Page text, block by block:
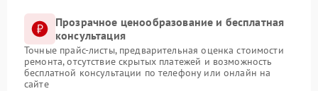
Прозрачное ценообразование и бесплатная
консультация
Точные прайс-листы, предварительная оценка стоимости
ремонта, отсутствие скрытых платежей и возможность
бесплатной консультации по телефону или онлайн на
сайте